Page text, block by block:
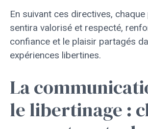
En suivant ces directives, chaque
sentira valorisé et respecté,
confiance et le plaisir partagés
expériences libertines.
La
le libertinage :